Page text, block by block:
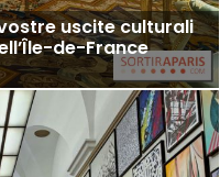
uscite culturali
de-France